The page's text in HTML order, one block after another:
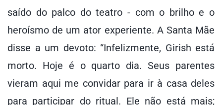
saído do palco do teatro - com o brilho e o
heroísmo de um ator experiente. A Santa Mãe
disse a um devoto: “Infelizmente, Girish está
morto. Hoje é o quarto dia. Seus parentes
vieram aqui me convidar para ir à casa deles
para participar do ritual. Ele não está mais;